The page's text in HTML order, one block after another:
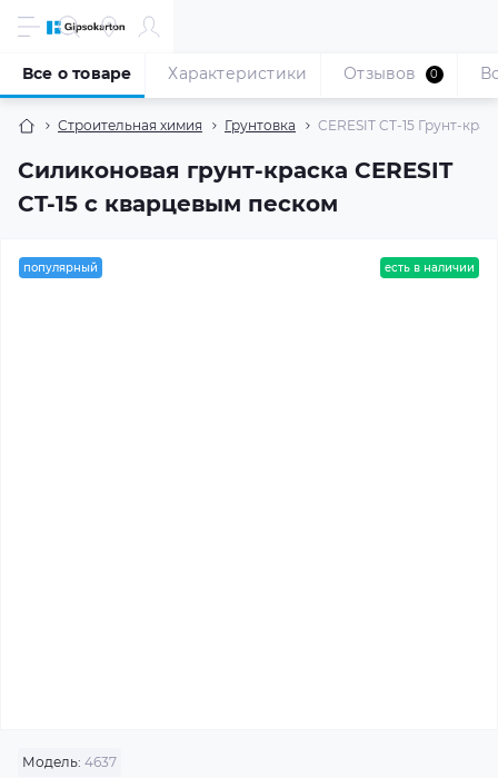
Строительная химия Грунтовка CERESIT CT-15 Грунт-
Силиконовая грунт-краска CERESIT
CT-15 с кварцевым песком
Все о товаре Характеристики Отзывов 0
популярный есть в наличии
Модель: 4637